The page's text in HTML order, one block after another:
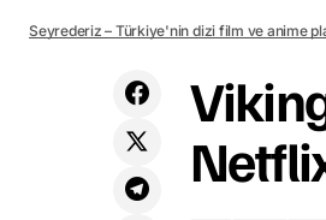
uyarlama film geliyor
Seyrederiz – Türkiye'nin dizi film ve anime